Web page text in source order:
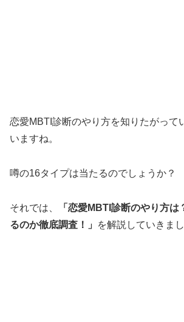
恋愛MBTI診断のやり方を知りたがって
いますね。
噂の16タイプは当たるのでしょうか？
それでは、
「恋愛MBTI診断のやり方
るのか徹底調査！」
を解説していきまし